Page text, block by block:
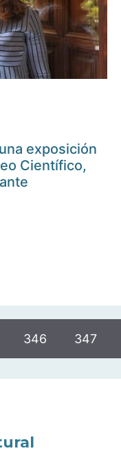
exposición
Científico,
346 347